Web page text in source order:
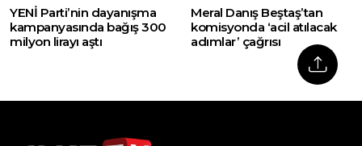
YENİ Parti’nin dayanışma
kampanyasında bağış 300
milyon lirayı aştı
Meral Danış Beştaş’tan
komisyonda ‘acil atılacak
adımlar’ çağrısı